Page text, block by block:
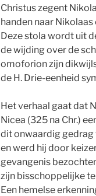
Christus zegent
handen naar
Deze stola wordt uit
de wijding over de
omoforion zijn
de H. Drie-eenheid
Het verhaal gaat dat
Nicea (325 na Chr.)
dit onwaardig gedrag
en werd hij door
gevangenis
zijn bisschoppelijke
Een hemelse